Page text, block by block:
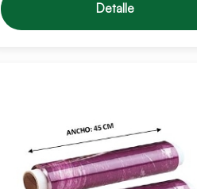
Detalle